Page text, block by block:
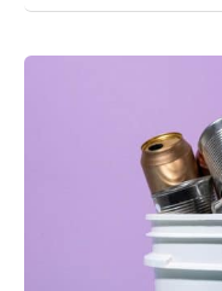
QUÉ
DESECHO